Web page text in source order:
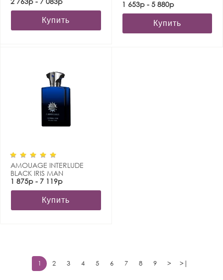
Купить
1 653р - 5 880р
Купить
AMOUAGE INTERLUDE
BLACK IRIS MAN
1 875р - 7 119р
Купить
1 2 3 4 5 6 7 8 9 > >|